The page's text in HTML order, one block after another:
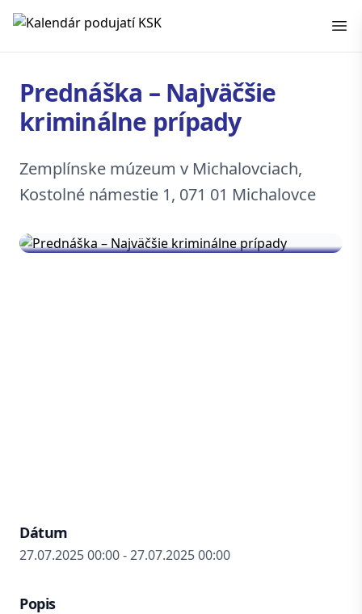
Kalendár podujatí KSK
Prednáška – Najväčšie
kriminálne prípady
Zemplínske múzeum v Michalovciach,
Kostolné námestie 1, 071 01 Michalovce
Dátum
27.07.2025 00:00 - 27.07.2025 00:00
Popis